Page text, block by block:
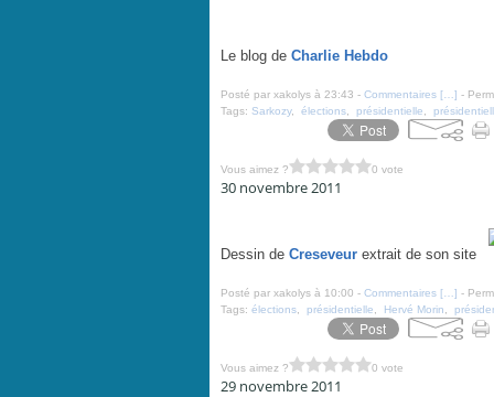
Le blog de Charlie Hebdo
Posté par xakolys à 23:43 - Commentaires [… ] -
Tags: Sarkozy, élections, présidentielle
Vous aimez ? 0 vote
30 novembre 2011
Dessin de Creseveurextrait de son site
Posté par xakolys à 10:00 - Commentaires [… ] -
Tags: élections, présidentielle Hervé Morin
Vous aimez ? 0 vote
29 novembre 2011